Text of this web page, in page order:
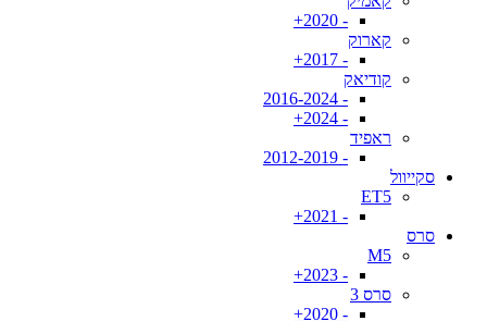
- 2020+
קארוק
- 2017+
קודיאק
- 2016-2024
- 2024+
ראפיד
- 2012-2019
סקייוול
ET5
- 2021+
סרס
M5
- 2023+
סרס 3
- 2020+